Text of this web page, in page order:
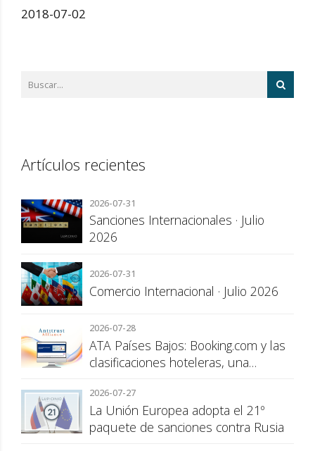
2018-07-02
Artículos recientes
2026-07-31
Sanciones Internacionales · Julio
2026
2026-07-31
Comercio Internacional · Julio 2026
2026-07-28
ATA Países Bajos: Booking.com y las
clasificaciones hoteleras, una
consumidor
2026-07-27
La Unión Europea adopta el 21º
paquete de sanciones contra Rusia